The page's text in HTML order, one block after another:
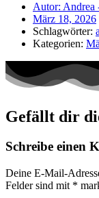
Autor: Andrea
März 18, 2026
Schlagwörter:
Kategorien:
Gefällt dir
Schreibe einen
Deine E-Mail-
Felder sind mit *